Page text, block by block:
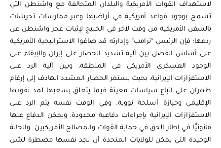
لاستهداف القوات الأمريكية والبلدان المتحالفة مع واشنطن التي
تسمح بوجود قواعد أمريكية في أراضيها وعبر ممارسات تحرشات
بالسفن الأمريكية من وقت لآخر في الخليج لإثبات عجز واشنطن عن
ردعها؛ فإن الرئيس “ترامب” وإدارته قد صاغوا الاستراتيجية الأمريكية
على أساس الفصل بين آلية تشديد الحصار على إيران والإبقاء على
الوجود العسكري الأمريكي في المنطقة، وبين آلية الرد على
الاستفزازات الإيرانية، بحيث يستمر الحصار المشدد الهادف إلى إرغام
طهران على اتباع سياسات معينة فيما يتعلق بسعيها لمد نفوذها
الإقليمي وحيازة أسلحة نووية. وفِي الوقت نفسه يتم الرد على
الاستفزازات الإيرانية بإجراءات دفاعية محدودة، ويمكن الدفاع عنها
قانونيًّا في إطار الحق في حماية القوات والمصالح الأمريكيين. والحالة
الوحيدة التي يمكن للولايات المتحدة أن تجد نفسها مضطرة لشن